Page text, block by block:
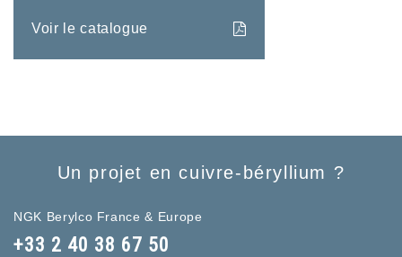
Voir le catalogue
Un projet en cuivre-béryllium ?
NGK Berylco France & Europe
+33 2 40 38 67 50